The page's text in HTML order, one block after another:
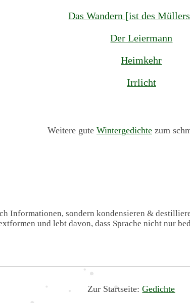
Das Wandern [ist des
Der Leiermann
Heimkehr
Irrlicht
Weitere gute Wintergedichtezum
Informationen, sondern kondensieren &
und lebt davon, dass Sprache nicht nur
Zur Startseite:Gedichte